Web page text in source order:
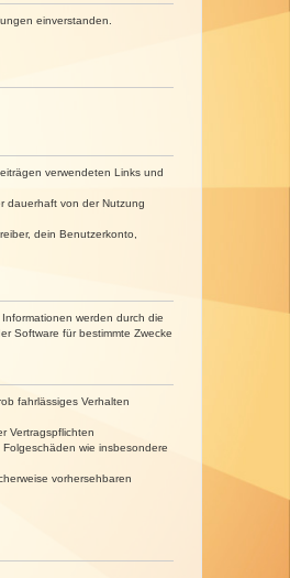
einverstanden.
verwendeten Links und
dauerhaft von der Nutzung
dein Benutzerkonto,
werden durch die
Software für bestimmte Zwecke
fahrlässiges Verhalten
Vertragspflichten
wie insbesondere
vorhersehbaren